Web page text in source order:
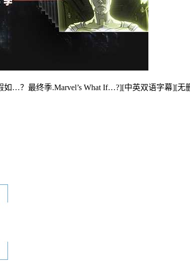
…？最终季.Marvel’s What If…?][中英双语字幕][